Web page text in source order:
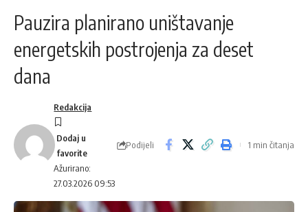
Pauzira planirano uništavanje
energetskih postrojenja za deset
dana
Ažurirano:
27.03.2026 09:53
Redakcija
Podijeli 1 min čitanja